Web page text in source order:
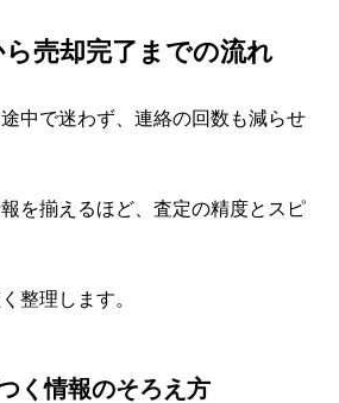
売却完了までの流れ
中で迷わず、連絡の回数も減らせ
を揃えるほど、査定の精度とスピ
整理します。
く情報のそろえ方